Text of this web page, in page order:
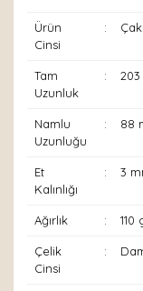
Ürün
Cinsi
: Çakı
Tam
Uzunluk
:
Namlu
Uzunluğu
: 88
Et
Kalınlığı
: 3
Ağırlık : 110
Çelik
Cinsi
: